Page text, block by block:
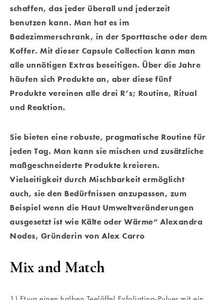
schaffen, das jeder überall und jederzeit
benutzen kann. Man hat es im
Badezimmerschrank, in der Sporttasche oder dem
Koffer. Mit dieser Capsule Collection kann man
alle unnötigen Extras beseitigen. Über die Jahre
häufen sich Produkte an, aber diese fünf
Produkte vereinen alle drei R’s; Routine, Ritual
und Reaktion.
Sie bieten eine robuste, pragmatische Routine für
jeden Tag. Man kann sie mischen und zusätzliche
maßgeschneiderte Produkte kreieren.
Vielseitigkeit durch Mischbarkeit ermöglicht
auch, sie den Bedürfnissen anzupassen, zum
Beispiel wenn die Haut Umweltveränderungen
ausgesetzt ist wie Kälte oder Wärme“ Alexandra
Nodes, Gründerin von Alex Carro
Mix and Match